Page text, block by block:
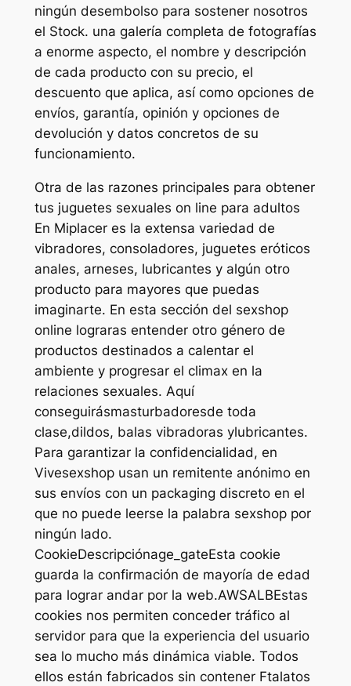
ningún desembolso para sostener nosotros
el Stock. una galería completa de fotografías
a enorme aspecto, el nombre y descripción
de cada producto con su precio, el
descuento que aplica, así como opciones de
envíos, garantía, opinión y opciones de
devolución y datos concretos de su
funcionamiento.
Otra de las razones principales para obtener
tus juguetes sexuales on line para adultos
En Miplacer es la extensa variedad de
vibradores, consoladores, juguetes eróticos
anales, arneses, lubricantes y algún otro
producto para mayores que puedas
imaginarte. En esta sección del sexshop
online lograras entender otro género de
productos destinados a calentar el
ambiente y progresar el climax en la
relaciones sexuales. Aquí
conseguirásmasturbadoresde toda
clase,dildos, balas vibradoras ylubricantes.
Para garantizar la confidencialidad, en
Vivesexshop usan un remitente anónimo en
sus envíos con un packaging discreto en el
que no puede leerse la palabra sexshop por
ningún lado.
CookieDescripciónage_gateEsta cookie
guarda la confirmación de mayoría de edad
para lograr andar por la web.AWSALBEstas
cookies nos permiten conceder tráfico al
servidor para que la experiencia del usuario
sea lo mucho más dinámica viable. Todos
ellos están fabricados sin contener Ftalatos